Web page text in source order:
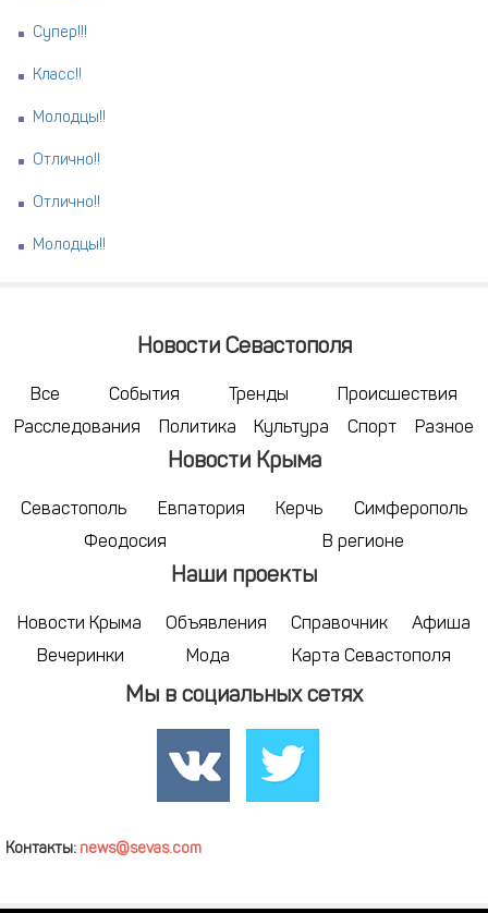
Супер!!!
Класс!!
Молодцы!!
Отлично!!
Отлично!!
Молодцы!!
Новости Севастополя
Все События Тренды
Происшествия
Расследования
Политика Культура Спорт Разное
Новости Крыма
Севастополь Евпатория Керчь
Симферополь
Феодосия
В регионе
Наши проекты
Новости Крыма Объявления Справочник
Афиша
Вечеринки
Мода Карта Севастополя
Мы в социальных сетях
Контакты: news@sevas.com